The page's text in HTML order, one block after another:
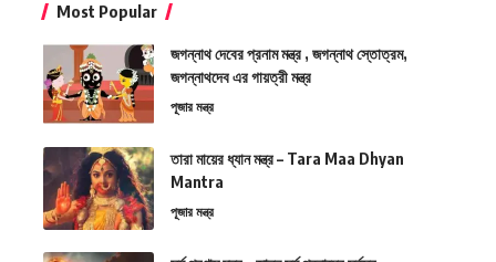
Most Popular
জগন্নাথ দেবের প্রনাম মন্ত্র , জগন্নাথ স্তোত্রম,
জগন্নাথদেব এর গায়ত্রী মন্ত্র
পূজার মন্ত্র
তারা মায়ের ধ্যান মন্ত্র – Tara Maa Dhyan
Mantra
পূজার মন্ত্র